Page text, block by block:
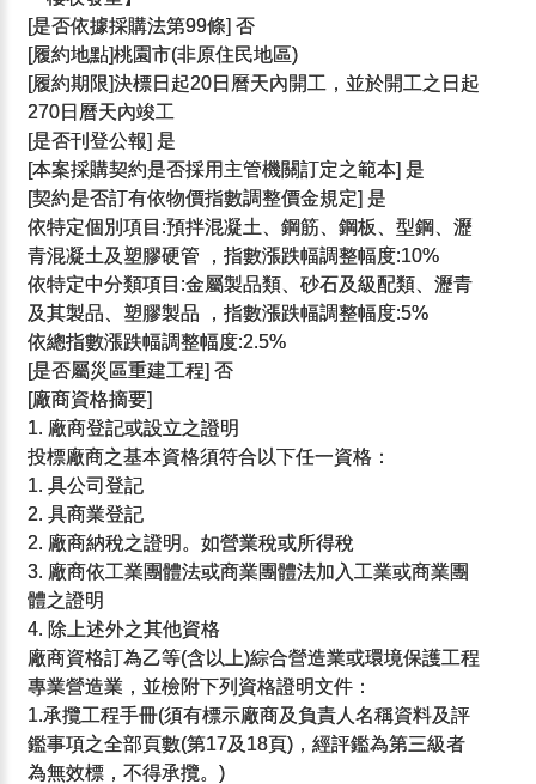
[是否依據採購法第99條] 否
[履約地點]桃園市(非原住民地區)
[履約期限]決標日起20日曆天內開工，並於開工之日起
270日曆天內竣工
[是否刊登公報] 是
[本案採購契約是否採用主管機關訂定之範本] 是
[契約是否訂有依物價指數調整價金規定] 是
依特定個別項目:預拌混凝土、鋼筋、鋼板、型鋼、瀝
青混凝土及塑膠硬管 ，指數漲跌幅調整幅度:10%
依特定中分類項目:金屬製品類、砂石及級配類、瀝青
及其製品、塑膠製品 ，指數漲跌幅調整幅度:5%
依總指數漲跌幅調整幅度:2.5%
[是否屬災區重建工程] 否
[廠商資格摘要]
1. 廠商登記或設立之證明
投標廠商之基本資格須符合以下任一資格：
1. 具公司登記
2. 具商業登記
2. 廠商納稅之證明。如營業稅或所得稅
3. 廠商依工業團體法或商業團體法加入工業或商業團
體之證明
4. 除上述外之其他資格
廠商資格訂為乙等(含以上)綜合營造業或環境保護工程
專業營造業，並檢附下列資格證明文件：
1.承攬工程手冊(須有標示廠商及負責人名稱資料及評
鑑事項之全部頁數(第17及18頁)，經評鑑為第三級者
為無效標，不得承攬。)